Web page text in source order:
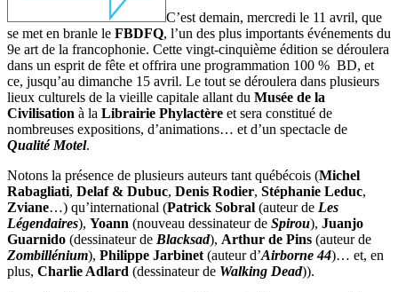
C’est demain, mercredi le 11 avril, que
se met en branle le FBDFQ, l’un des plus importants événements du
9e art de la francophonie. Cette vingt-cinquième édition se déroulera
dans un esprit de fête et offrira une programmation 100 % BD, et
ce, jusqu’au dimanche 15 avril. Le tout se déroulera dans plusieurs
lieux culturels de la vieille capitale allant du Musée de la
Civilisation à la Librairie Phylactère et sera constitué de
nombreuses expositions, d’animations… et d’un spectacle de
Qualité Motel.
Notons la présence de plusieurs auteurs tant québécois (Michel
Rabagliati, Delaf & Dubuc, Denis Rodier, Stéphanie Leduc,
Zviane…) qu’international (Patrick Sobral (auteur de Les
Légendaires), Yoann (nouveau dessinateur de Spirou), Juanjo
Guarnido (dessinateur de Blacksad), Arthur de Pins (auteur de
Zombillénium), Philippe Jarbinet (auteur d’Airborne 44)… et, en
plus, Charlie Adlard (dessinateur de Walking Dead)).